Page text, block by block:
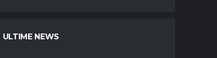
ULTIME NEWS